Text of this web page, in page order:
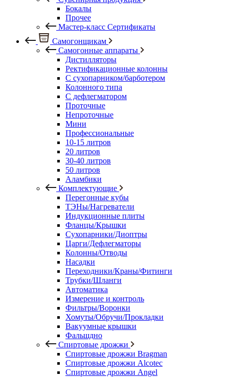
Бокалы
Прочее
Мастер-класс Сертификаты
Самогонщикам
Самогонные аппараты
Дистилляторы
Ректификационные колонны
С сухопарником/барботером
Колонного типа
С дефлегматором
Проточные
Непроточные
Мини
Профессиональные
10-15 литров
20 литров
30-40 литров
50 литров
Аламбики
Комплектующие
Перегонные кубы
ТЭНы/Нагреватели
Индукционные плиты
Фланцы/Крышки
Сухопарники/Диоптры
Царги/Дефлегматоры
Колонны/Отводы
Насадки
Переходники/Краны/Фитинги
Трубки/Шланги
Автоматика
Измерение и контроль
Фильтры/Воронки
Хомуты/Обручи/Прокладки
Вакуумные крышки
Фальшдно
Спиртовые дрожжи
Спиртовые дрожжи Bragman
Спиртовые дрожжи Alcotec
Спиртовые дрожжи Angel